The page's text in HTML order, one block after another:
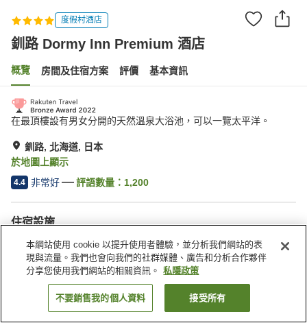
度假村酒店
釧路 Dormy Inn Premium 酒店
概覽 房間及住宿方案 評價 基本資訊
在最頂樓設有男女分開的天然溫泉大浴池，可以一覽太平洋。
釧路, 北海道, 日本
於地圖上顯示
4.4 非常好 評語數量： 1,200
住宿設施
停車場
桑拿
水療/美容院
餐廳
日本 北海道 釧路 釧路 Dormy Inn Premium 酒店
找客房
本網站使用 cookie 以提升使用者體驗，並分析我們網站的表
現與流量。我們也會向我們的社群媒體、廣告和分析合作夥伴
分享您使用我們網站的相關資訊。
私隱政策
不要銷售我的個人資料 接受所有